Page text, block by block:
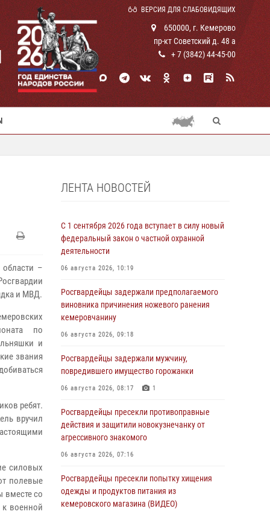
ВЕРСИЯ ДЛЯ СЛАБОВИДЯЩИХ
650000, г. Кемерово
пр-кт Советский д. 48 а
+ 7 (3842) 44-45-00
–
и МВД.
по
и
звания
ребят.
вручил
силовых
полевые
вместе со
к военной
ЛЕНТА НОВОСТЕЙ
С 1 сентября 2026 года вступает в силу новый
федеральный закон о частной охранной
деятельности
06 августа 2026, 10:19
Росгвардейцы задержали предполагаемого
виновника причинения ножевого ранения
кемеровчанину
06 августа 2026, 09:18
Росгвардейцы задержали мужчину,
повредившего имущество горожанки
06 августа 2026, 08:17 1
Росгвардейцы пресекли противоправные
действия и защитили новокузнечанку от
агрессивного знакомого
06 августа 2026, 07:16
Росгвардейцы пресекли попытку хищения
одежды и продуктов питания из
кемеровского магазина (ВИДЕО)